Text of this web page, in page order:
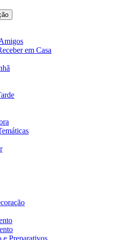
em Casa
Preparativos